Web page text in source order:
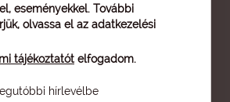
eseményekkel. További
olvassa el az adatkezelési
tájékoztatót elfogadom.
hírlevélbe